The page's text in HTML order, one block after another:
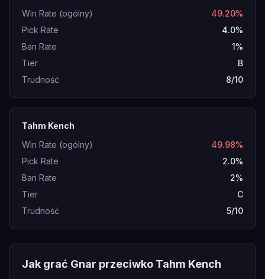
Win Rate (ogólny)
49.20%
Pick Rate
4.0%
Ban Rate
1%
Tier
B
Trudność
8/10
Tahm Kench
Win Rate (ogólny)
49.98%
Pick Rate
2.0%
Ban Rate
2%
Tier
C
Trudność
5/10
Jak grać Gnar przeciwko Tahm Kench